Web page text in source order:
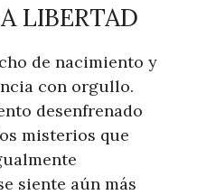
LIBERTAD
de nacimiento y
con orgullo.
desenfrenado
misterios que
siente aún más